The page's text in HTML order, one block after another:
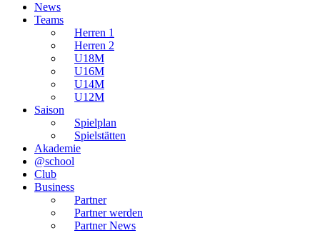
News
Teams
Herren 1
Herren 2
U18M
U16M
U14M
U12M
Saison
Spielplan
Spielstätten
Akademie
@school
Club
Business
Partner
Partner werden
Partner News